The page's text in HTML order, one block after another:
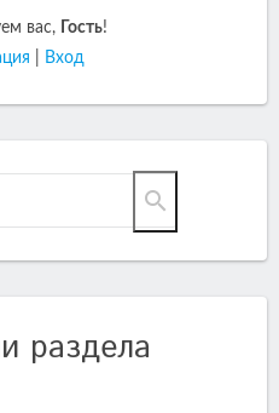
вас, Гость!
Вход
раздела